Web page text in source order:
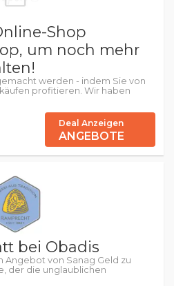
Shop
um noch mehr
werden - indem Sie von
profitieren. Wir haben
Deal Anzeigen
ANGEBOTE
bei Obadis
Angebot von Sanag Geld zu
der die unglaublichen